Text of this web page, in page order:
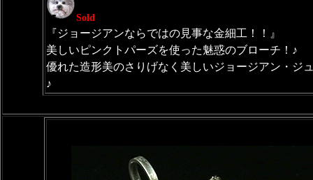
Sold
『ジョージアンならではの見事な金細工！！』
美しいピンクトパーズを使った魅惑のブローチ！♪
優れた造形美のさりげなく美しいジョージアン・ジ
♪